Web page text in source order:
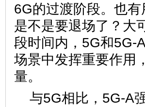
6G的过渡阶段。也
是不是要退场了？大
段时间内，5G和5G-
场景中发挥重要作用
量。
与5G相比，5G-A